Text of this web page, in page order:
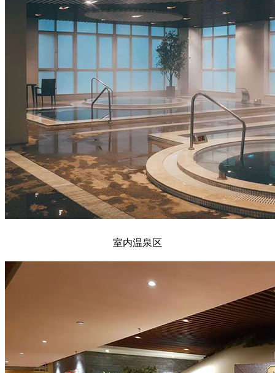
室内温泉区